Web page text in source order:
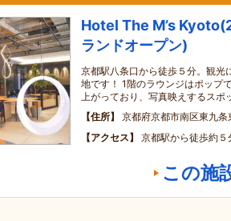
Hotel The M’s
ランドオープン)
京都駅八条口から徒歩５分。観光
地です！ 1階のラウンジはポップ
上がっており、写真映えするス
住所
京都府京都市南区東九
アクセス
京都駅から徒歩約５
この施